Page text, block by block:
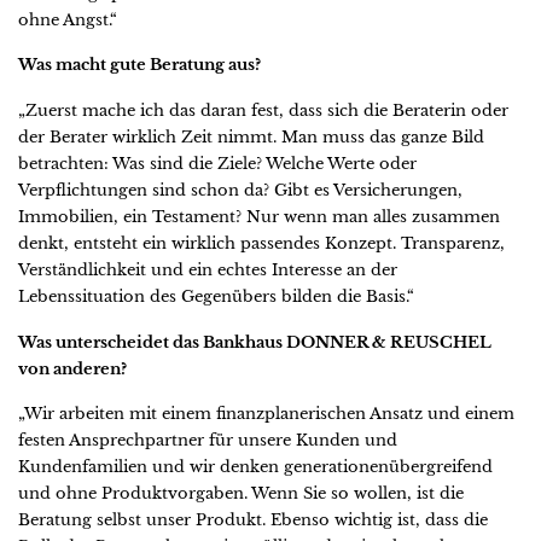
ohne Angst.“
Was macht gute Beratung aus?
„Zuerst mache ich das daran fest, dass sich die Beraterin oder
der Berater wirklich Zeit nimmt. Man muss das ganze Bild
betrachten: Was sind die Ziele? Welche Werte oder
Verpflichtungen sind schon da? Gibt es Versicherungen,
Immobilien, ein Testament? Nur wenn man alles zusammen
denkt, entsteht ein wirklich passendes Konzept. Transparenz,
Verständlichkeit und ein echtes Interesse an der
Lebenssituation des Gegenübers bilden die Basis.“
Was unterscheidet das Bankhaus DONNER & REUSCHEL
von anderen?
„Wir arbeiten mit einem finanzplanerischen Ansatz und einem
festen Ansprechpartner für unsere Kunden und
Kundenfamilien und wir denken generationenübergreifend
und ohne Produktvorgaben. Wenn Sie so wollen, ist die
Beratung selbst unser Produkt. Ebenso wichtig ist, dass die